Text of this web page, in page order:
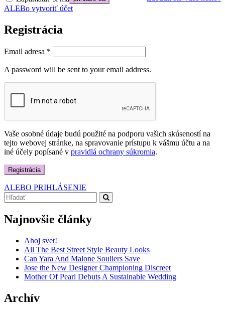
ALEBo vytvoriť účet
Registrácia
Email adresa *
A password will be sent to your email address.
Vaše osobné údaje budú použité na podporu vašich skúseností na
tejto webovej stránke, na spravovanie prístupu k vášmu účtu a na
iné účely popísané v pravidlá ochrany súkromia.
Registrácia
ALEBO PRIHLÁSENIE
Najnovšie články
Ahoj svet!
All The Best Street Style Beauty Looks
Can Yara And Malone Souliers Save
Jose the New Designer Championing Discreet
Mother Of Pearl Debuts A Sustainable Wedding
Archív